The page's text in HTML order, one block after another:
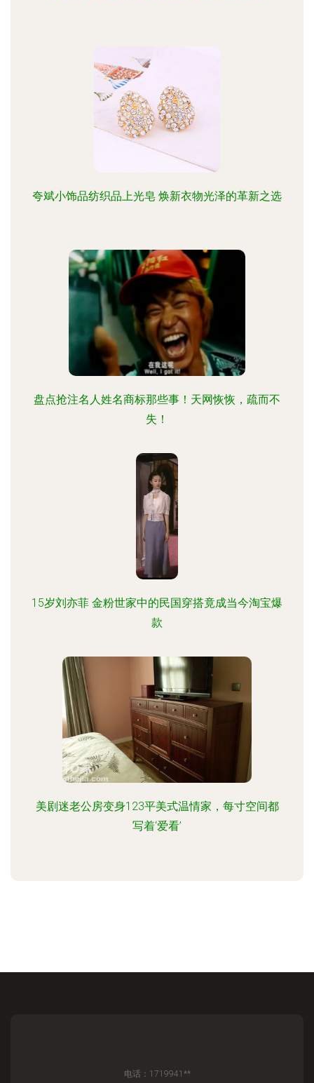
夸斌小饰品纺织品上光皂 焕新衣物光泽的革新之选
盘点抢注名人姓名商标那些事！天网恢恢，疏而不
失！
15岁刘亦菲 金粉世家中的民国穿搭竟成当今淘宝爆
款
美剧迷老公房变身123平美式温情家，每寸空间都
写着‘爱看’
电话：1719941**